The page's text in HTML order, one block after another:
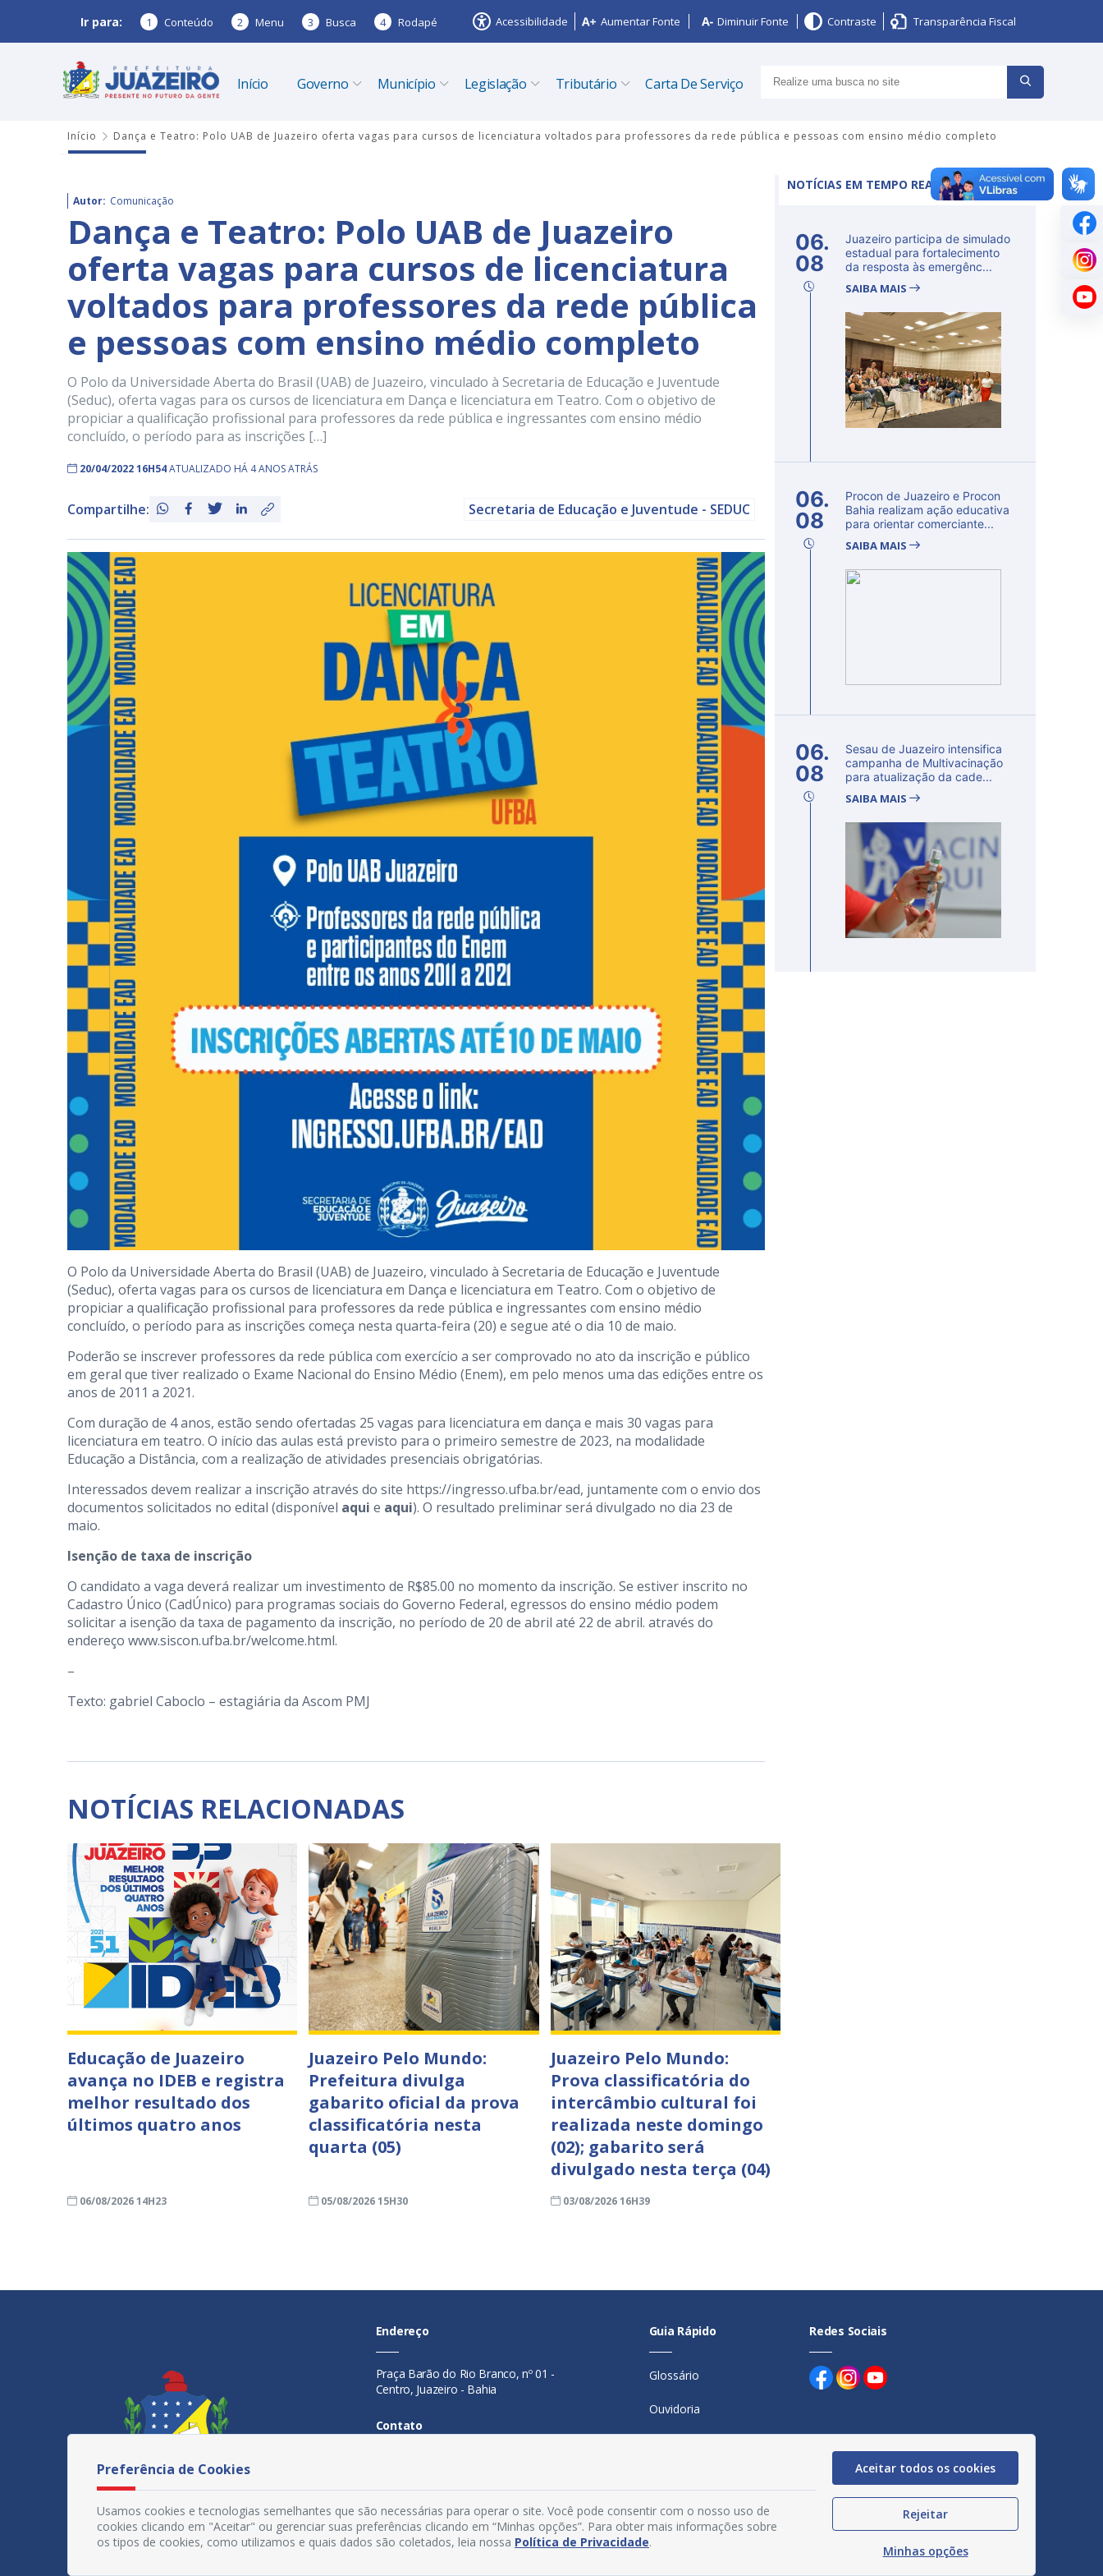
Ir para: 1 Conteúdo 2 Menu 3 Busca 4 Rodapé Acessibilidade Aumentar Fonte Diminuir Fonte Contraste Transparência Fiscal
Início Governo Município Legislação Tributário Carta De Serviço
Início Dança e Teatro: Polo UAB de Juazeiro oferta vagas para cursos de licenciatura voltados para professores da rede pública e pessoas com ensino médio completo
Autor: Comunicação
Dança e Teatro: Polo UAB de Juazeiro
oferta vagas para cursos de licenciatura
voltados para professores da rede pública
e pessoas com ensino médio completo
O Polo da Universidade Aberta do Brasil (UAB) de Juazeiro, vinculado à Secretaria de Educação e Juventude
(Seduc), oferta vagas para os cursos de licenciatura em Dança e licenciatura em Teatro. Com o objetivo de
propiciar a qualificação profissional para professores da rede pública e ingressantes com ensino médio
concluído, o período para as inscrições […]
20/04/2022 16H54ATUALIZADO HÁ 4 ANOS ATRÁS
Compartilhe: Secretaria de Educação e Juventude - SEDUC
O Polo da Universidade Aberta do Brasil (UAB) de Juazeiro, vinculado à Secretaria de Educação e Juventude
(Seduc), oferta vagas para os cursos de licenciatura em Dança e licenciatura em Teatro. Com o objetivo de
propiciar a qualificação profissional para professores da rede pública e ingressantes com ensino médio
concluído, o período para as inscrições começa nesta quarta-feira (20) e segue até o dia 10 de maio.
Poderão se inscrever professores da rede pública com exercício a ser comprovado no ato da inscrição e público
em geral que tiver realizado o Exame Nacional do Ensino Médio (Enem), em pelo menos uma das edições entre os
anos de 2011 a 2021.
Com duração de 4 anos, estão sendo ofertadas 25 vagas para licenciatura em dança e mais 30 vagas para
licenciatura em teatro. O início das aulas está previsto para o primeiro semestre de 2023, na modalidade
Educação a Distância, com a realização de atividades presenciais obrigatórias.
Interessados devem realizar a inscrição através do site https://ingresso.ufba.br/ead, juntamente com o envio dos
documentos solicitados no edital (disponível aqui e aqui). O resultado preliminar será divulgado no dia 23 de
maio.
Isenção de taxa de inscrição
O candidato a vaga deverá realizar um investimento de R$85.00 no momento da inscrição. Se estiver inscrito no
Cadastro Único (CadÚnico) para programas sociais do Governo Federal, egressos do ensino médio podem
solicitar a isenção da taxa de pagamento da inscrição, no período de 20 de abril até 22 de abril. através do
endereço www.siscon.ufba.br/welcome.html.
–
Texto: gabriel Caboclo – estagiária da Ascom PMJ
NOTÍCIAS RELACIONADAS
Educação de Juazeiro
avança no IDEB e registra
melhor resultado dos
últimos quatro anos
06/08/2026 14H23
Juazeiro Pelo Mundo:
Prefeitura divulga
gabarito oficial da prova
classificatória nesta
quarta (05)
05/08/2026 15H30
Juazeiro Pelo Mundo:
Prova classificatória do
intercâmbio cultural foi
realizada neste domingo
(02); gabarito será
divulgado nesta terça (04)
03/08/2026 16H39
NOTÍCIAS EM TEMPO REAL
06.
08
Juazeiro participa de simulado
estadual para fortalecimento
da resposta às emergênc...
SAIBA MAIS
06.
08
Procon de Juazeiro e Procon
Bahia realizam ação educativa
para orientar comerciante...
SAIBA MAIS
06.
08
Sesau de Juazeiro intensifica
campanha de Multivacinação
para atualização da cade...
SAIBA MAIS
Endereço
Praça Barão do Rio Branco, nº 01 -
Centro, Juazeiro - Bahia
Contato
Horário De Funcionamento
Guia Rápido
Glossário
Ouvidoria
Manual de Navegação
Política de Privacidade
Redes Sociais
Preferência de Cookies
Usamos cookies e tecnologias semelhantes que são necessárias para operar o site. Você pode consentir com o nosso uso de
cookies clicando em "Aceitar" ou gerenciar suas preferências clicando em “Minhas opções”. Para obter mais informações sobre
os tipos de cookies, como utilizamos e quais dados são coletados, leia nossa Política de Privacidade.
Aceitar todos os cookies
Rejeitar
Minhas opções